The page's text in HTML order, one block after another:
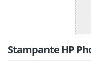
Stampante HP